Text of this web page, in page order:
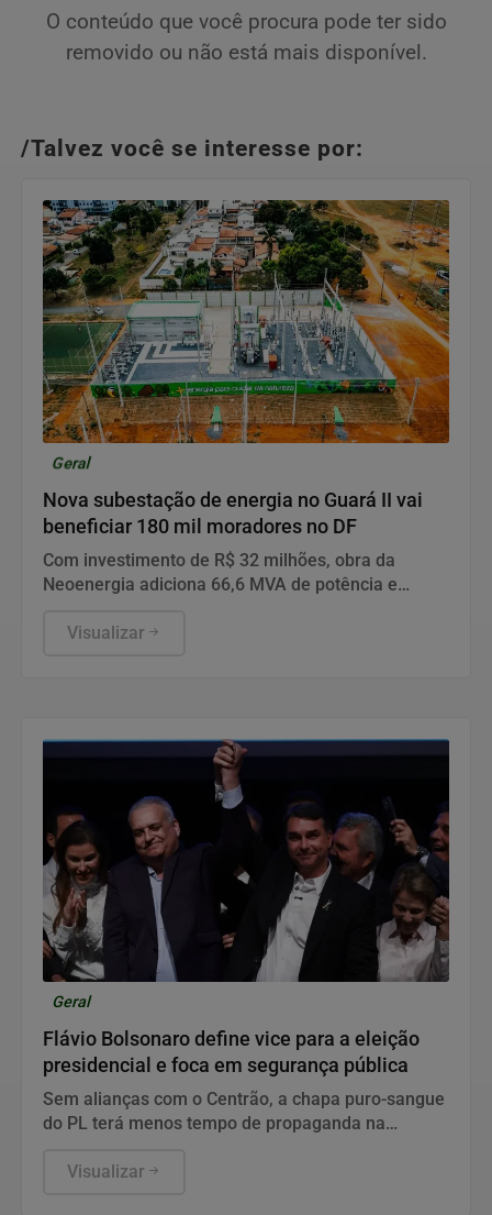
O conteúdo que você procura pode ter sido
removido ou não está mais disponível.
/Talvez você se interesse por:
Geral
Nova subestação de energia no Guará II vai
beneficiar 180 mil moradores no DF
Com investimento de R$ 32 milhões, obra da
Neoenergia adiciona 66,6 MVA de potência e
até 2030.
Visualizar
Geral
Flávio Bolsonaro define vice para a eleição
presidencial e foca em segurança pública
Sem alianças com o Centrão, a chapa puro-sangue
do PL terá menos tempo de propaganda na
feminino.
Visualizar